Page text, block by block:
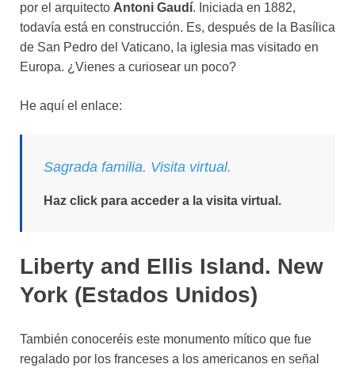
por el arquitecto Antoni Gaudí. Iniciada en 1882,
todavía está en construcción. Es, después de la Basílica
de San Pedro del Vaticano, la iglesia mas visitado en
Europa. ¿Vienes a curiosear un poco?
He aquí el enlace:
Sagrada familia. Visita virtual.
Haz click para acceder a la visita virtual.
Liberty and Ellis Island. New
York (Estados Unidos)
También conoceréis este monumento mítico que fue
regalado por los franceses a los americanos en señal